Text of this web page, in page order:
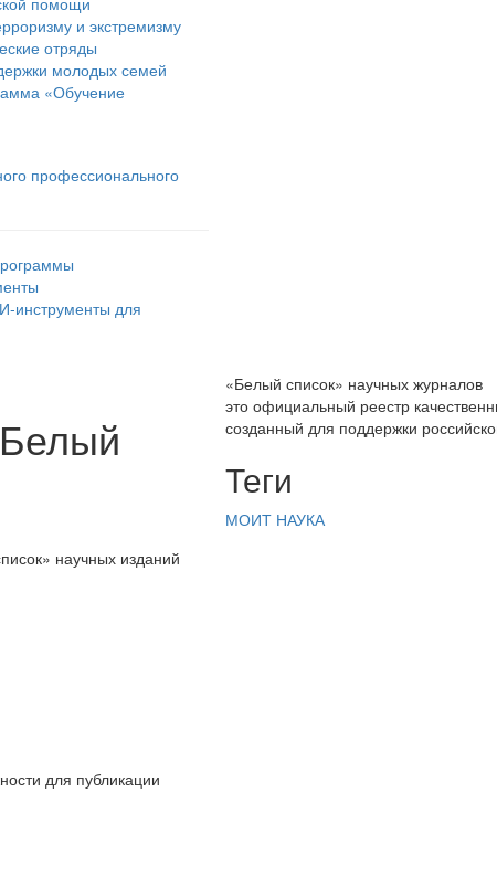
и экстремизму
отряды
молодых семей
«Обучение
профессионального
для
научных изданий
для публикации
«Белый список» научных журналов
это официальный реестр
созданный для поддержки
Теги
МОИТ НАУКА